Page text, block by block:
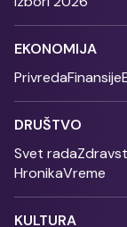
EKONOMIJA
PrivredaFinansije
DRUŠTVO
Svet rada
HronikaVreme
KULTURA